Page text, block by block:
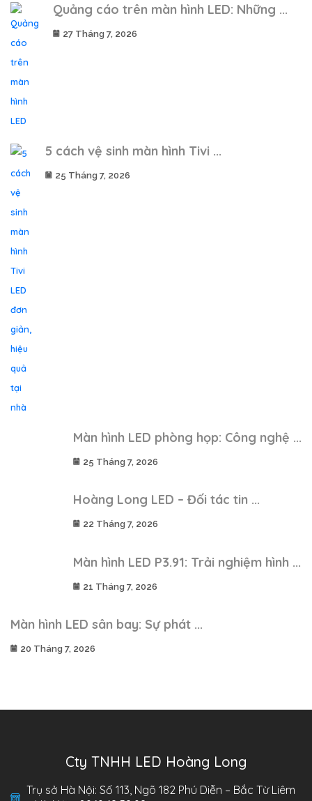
Quảng cáo trên màn hình LED: Những ...
27 Tháng 7, 2026
5 cách vệ sinh màn hình Tivi ...
25 Tháng 7, 2026
Màn hình LED phòng họp: Công nghệ ...
25 Tháng 7, 2026
Hoàng Long LED – Đối tác tin ...
22 Tháng 7, 2026
Màn hình LED P3.91: Trải nghiệm hình ...
21 Tháng 7, 2026
Màn hình LED sân bay: Sự phát ...
20 Tháng 7, 2026
Cty TNHH LED Hoàng Long
Trụ sở Hà Nội: Số 113, Ngõ 182 Phú Diễn – Bắc Từ Liêm